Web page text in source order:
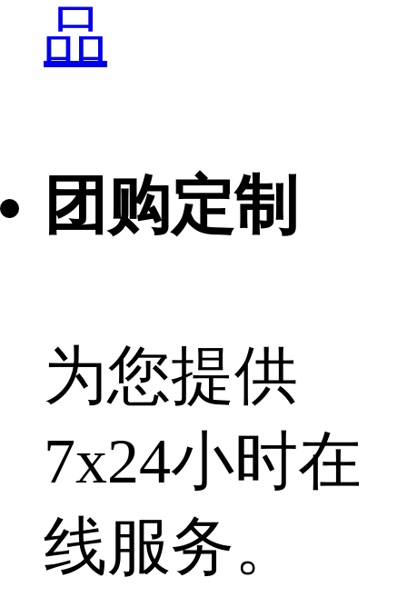
品
团购定制
为您提供
7x24小时在
线服务。